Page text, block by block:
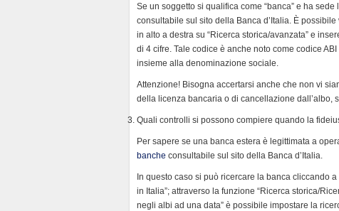
Se un soggetto si qualifica come “banca” e ha
consultabile sul sito della Banca d’Italia. È
in alto a destra su “Ricerca storica/avanzata” e
di 4 cifre. Tale codice è anche noto come codice
insieme alla denominazione sociale.
Attenzione! Bisogna accertarsi anche che non vi
della licenza bancaria o di cancellazione dall’albo,
Quali controlli si possono compiere quando la
Per sapere se una banca estera è legittimata a
banche consultabile sul sito della Banca d’Italia.
In questo caso si può ricercare la banca cliccando
in Italia”; attraverso la funzione “Ricerca storica/
negli albi ad una data” è possibile impostare la